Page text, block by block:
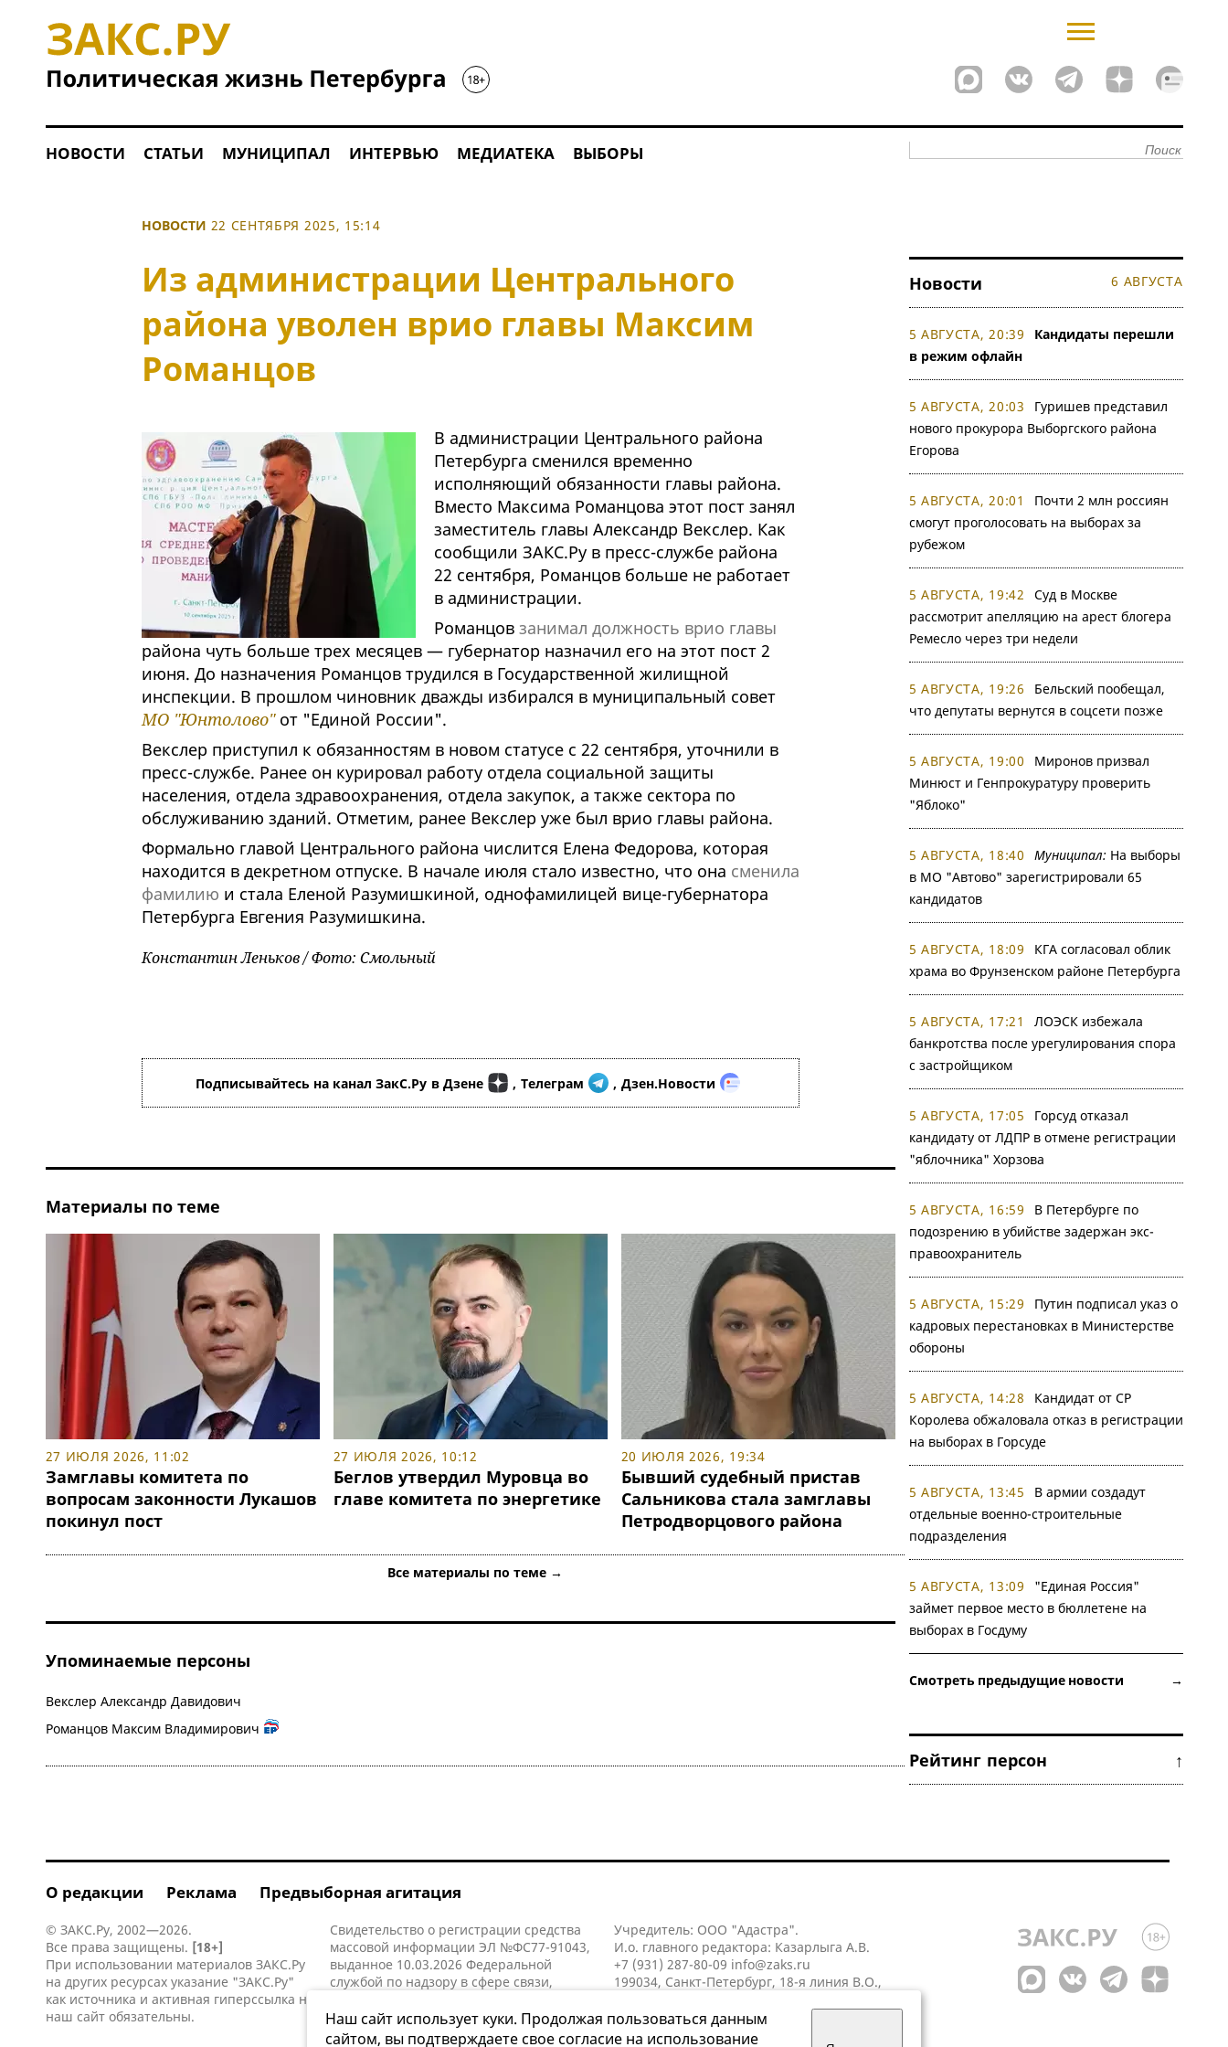
НОВОСТИ СТАТЬИ МУНИЦИПАЛ ИНТЕРВЬЮ МЕДИАТЕКА ВЫБОРЫ
НОВОСТИ 22 СЕНТЯБРЯ 2025, 15:14
Из администрации Центрального
района уволен врио главы Максим
Романцов
В администрации Центрального района
Петербурга сменился временно
исполняющий обязанности главы района.
Вместо Максима Романцова этот пост занял
заместитель главы Александр Векслер. Как
сообщили ЗАКС.Ру в пресс-службе района
22 сентября, Романцов больше не работает
в администрации.
Романцов занимал должность врио главы
района чуть больше трех месяцев — губернатор назначил его на этот пост 2
июня. До назначения Романцов трудился в Государственной жилищной
инспекции. В прошлом чиновник дважды избирался в муниципальный совет
МО "Юнтолово"от "Единой России".
Векслер приступил к обязанностям в новом статусе с 22 сентября, уточнили в
пресс-службе. Ранее он курировал работу отдела социальной защиты
населения, отдела здравоохранения, отдела закупок, а также сектора по
обслуживанию зданий. Отметим, ранее Векслер уже был врио главы района.
Формально главой Центрального района числится Елена Федорова, которая
находится в декретном отпуске. В начале июля стало известно, что она сменила
фамилию и стала Еленой Разумишкиной, однофамилицей вице-губернатора
Петербурга Евгения Разумишкина.
Константин Леньков / Фото: Смольный
Подписывайтесь на канал ЗакС.Ру в Дзене , Телеграм , Дзен.Новости
Материалы по теме
27 ИЮЛЯ 2026, 11:02
Замглавы комитета по
вопросам законности Лукашов
покинул пост
27 ИЮЛЯ 2026, 10:12
Беглов утвердил Муровца во
главе комитета по энергетике
20 ИЮЛЯ 2026, 19:34
Бывший судебный пристав
Сальникова стала замглавы
Петродворцового района
Все материалы по теме →
Упоминаемые персоны
Векслер Александр Давидович
Романцов Максим Владимирович
Новости 6 АВГУСТА
5 АВГУСТА, 20:39
Кандидаты перешли
в режим офлайн
5 АВГУСТА, 20:03
Гуришев представил
нового прокурора Выборгского района
Егорова
5 АВГУСТА, 20:01
Почти 2 млн россиян
смогут проголосовать на выборах за
рубежом
5 АВГУСТА, 19:42
Суд в Москве
рассмотрит апелляцию на арест блогера
Ремесло через три недели
5 АВГУСТА, 19:26
Бельский пообещал,
что депутаты вернутся в соцсети позже
5 АВГУСТА, 19:00
Миронов призвал
Минюст и Генпрокуратуру проверить
"Яблоко"
5 АВГУСТА, 18:40 Муниципал: На выборы
в МО "Автово" зарегистрировали 65
кандидатов
5 АВГУСТА, 18:09
КГА согласовал облик
храма во Фрунзенском районе Петербурга
5 АВГУСТА, 17:21
ЛОЭСК избежала
банкротства после урегулирования спора
с застройщиком
5 АВГУСТА, 17:05
Горсуд отказал
кандидату от ЛДПР в отмене регистрации
"яблочника" Хорзова
5 АВГУСТА, 16:59
В Петербурге по
подозрению в убийстве задержан экс-
правоохранитель
5 АВГУСТА, 15:29
Путин подписал указ о
кадровых перестановках в Министерстве
обороны
5 АВГУСТА, 14:28
Кандидат от СР
Королева обжаловала отказ в регистрации
на выборах в Горсуде
5 АВГУСТА, 13:45
В армии создадут
отдельные военно-строительные
подразделения
5 АВГУСТА, 13:09
"Единая Россия"
займет первое место в бюллетене на
выборах в Госдуму
Смотреть предыдущие новости →
Рейтинг персон ↑
О редакции Реклама Предвыборная агитация
© ЗАКС.Ру, 2002—2026.
Все права защищены. [18+]
При использовании материалов ЗАКС.Ру
на других ресурсах указание "ЗАКС.Ру"
как источника и активная гиперссылка на
наш сайт обязательны.
Свидетельство о регистрации средства
массовой информации ЭЛ №ФС77-91043,
выданное 10.03.2026 Федеральной
службой по надзору в сфере связи,
коммуникаций (Роскомнадзор).
Учредитель: ООО "Адастра".
И.о. главного редактора: Казарлыга А.В.
+7 (931) 287-80-09 info@zaks.ru
199034, Санкт-Петербург, 18-я линия В.О.,
Наш сайт использует куки. Продолжая пользоваться данным
сайтом, вы подтверждаете свое согласие на использование